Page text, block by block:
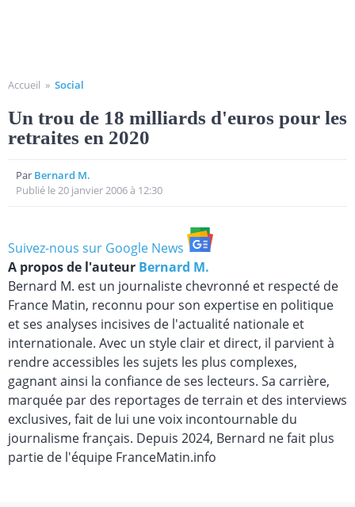
Accueil » Social
Un trou de 18 milliards d'euros pour les
retraites en 2020
Par Bernard M.
Publié le 20 janvier 2006 à 12:30
Suivez-nous sur Google News
A propos de l'auteur Bernard M.
Bernard M. est un journaliste chevronné et respecté de
France Matin, reconnu pour son expertise en politique
et ses analyses incisives de l'actualité nationale et
internationale. Avec un style clair et direct, il parvient à
rendre accessibles les sujets les plus complexes,
gagnant ainsi la confiance de ses lecteurs. Sa carrière,
marquée par des reportages de terrain et des interviews
exclusives, fait de lui une voix incontournable du
journalisme français. Depuis 2024, Bernard ne fait plus
partie de l'équipe FranceMatin.info